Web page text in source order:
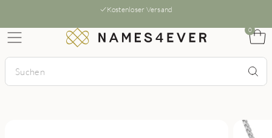
Kostenloser Versand
0